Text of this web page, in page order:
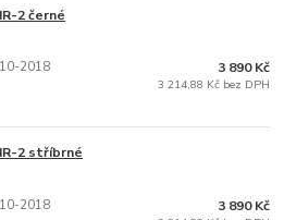
2 černé
2018 3 890 Kč
3 214,88 Kč bez DPH
2 stříbrné
2018 3 890 Kč